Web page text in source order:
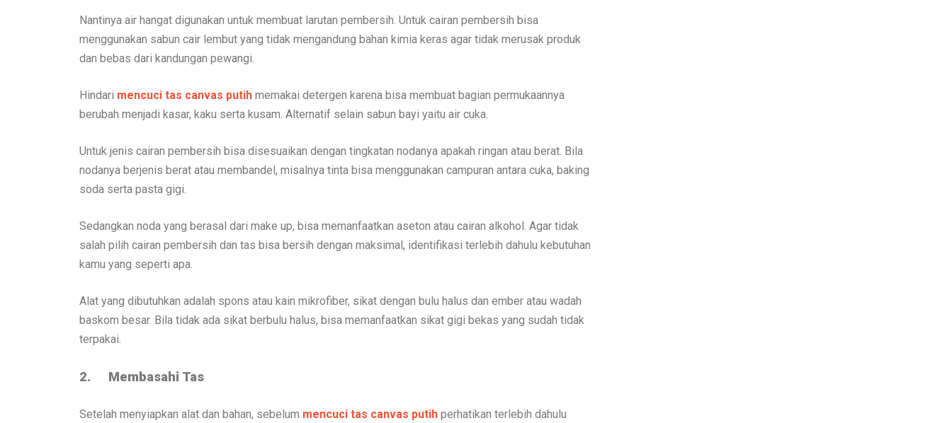
Nantinya air hangat digunakan untuk membuat larutan pembersih. Untuk cairan pembersih bisa
menggunakan sabun cair lembut yang tidak mengandung bahan kimia keras agar tidak merusak produk
dan bebas dari kandungan pewangi.
Hindari mencuci tas canvas putih memakai detergen karena bisa membuat bagian permukaannya
berubah menjadi kasar, kaku serta kusam. Alternatif selain sabun bayi yaitu air cuka.
Untuk jenis cairan pembersih bisa disesuaikan dengan tingkatan nodanya apakah ringan atau berat. Bila
nodanya berjenis berat atau membandel, misalnya tinta bisa menggunakan campuran antara cuka, baking
soda serta pasta gigi.
Sedangkan noda yang berasal dari make up, bisa memanfaatkan aseton atau cairan alkohol. Agar tidak
salah pilih cairan pembersih dan tas bisa bersih dengan maksimal, identifikasi terlebih dahulu kebutuhan
kamu yang seperti apa.
Alat yang dibutuhkan adalah spons atau kain mikrofiber, sikat dengan bulu halus dan ember atau wadah
baskom besar. Bila tidak ada sikat berbulu halus, bisa memanfaatkan sikat gigi bekas yang sudah tidak
terpakai.
2. Membasahi Tas
Setelah menyiapkan alat dan bahan, sebelum mencuci tas canvas putih perhatikan terlebih dahulu